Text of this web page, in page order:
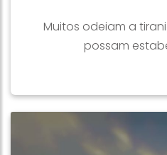
Muitos odeiam a
possam